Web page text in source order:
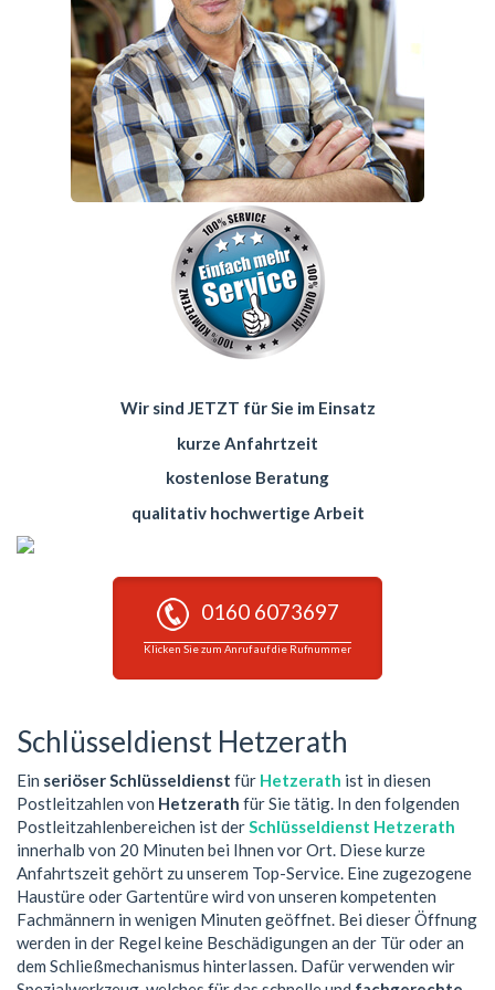
Wir sind JETZT für Sie im Einsatz
kurze Anfahrtzeit
kostenlose Beratung
qualitativ hochwertige Arbeit
0160 6073697
Klicken Sie zum Anruf auf die Rufnummer
Schlüsseldienst Hetzerath
Ein seriöser Schlüsseldienst für Hetzerath ist in diesen
Postleitzahlen von Hetzerath für Sie tätig. In den folgenden
Postleitzahlenbereichen ist derSchlüsseldienst Hetzerath
innerhalb von 20 Minuten bei Ihnen vor Ort. Diese kurze
Anfahrtszeit gehört zu unserem Top-Service. Eine zugezogene
Haustüre oder Gartentüre wird von unseren kompetenten
Fachmännern in wenigen Minuten geöffnet. Bei dieser Öffnung
werden in der Regel keine Beschädigungen an der Tür oder an
dem Schließmechanismus hinterlassen. Dafür verwenden wir